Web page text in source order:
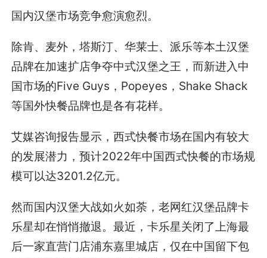
国内汉堡市场竞争愈演愈烈。
除肯、麦外，塔斯汀、华莱士、派乐等本土汉堡
品牌在加速扩店争夺中式汉堡之王，而新进入中
国市场的Five Guys，Popeyes，Shake Shack
等国外快餐品牌也是各有花样。
艾媒咨询报告显示，西式快餐市场在国内有较大
的发展潜力，预计2022年中国西式快餐的市场规
模可以达3201.2亿元。
然而国内汉堡大战如火如荼，老网红汉堡品牌卡
乐星却在悄悄撤退。最近，卡乐星关闭了上海最
后一家直营门店浦东嘉里城店，仅在中国留下包